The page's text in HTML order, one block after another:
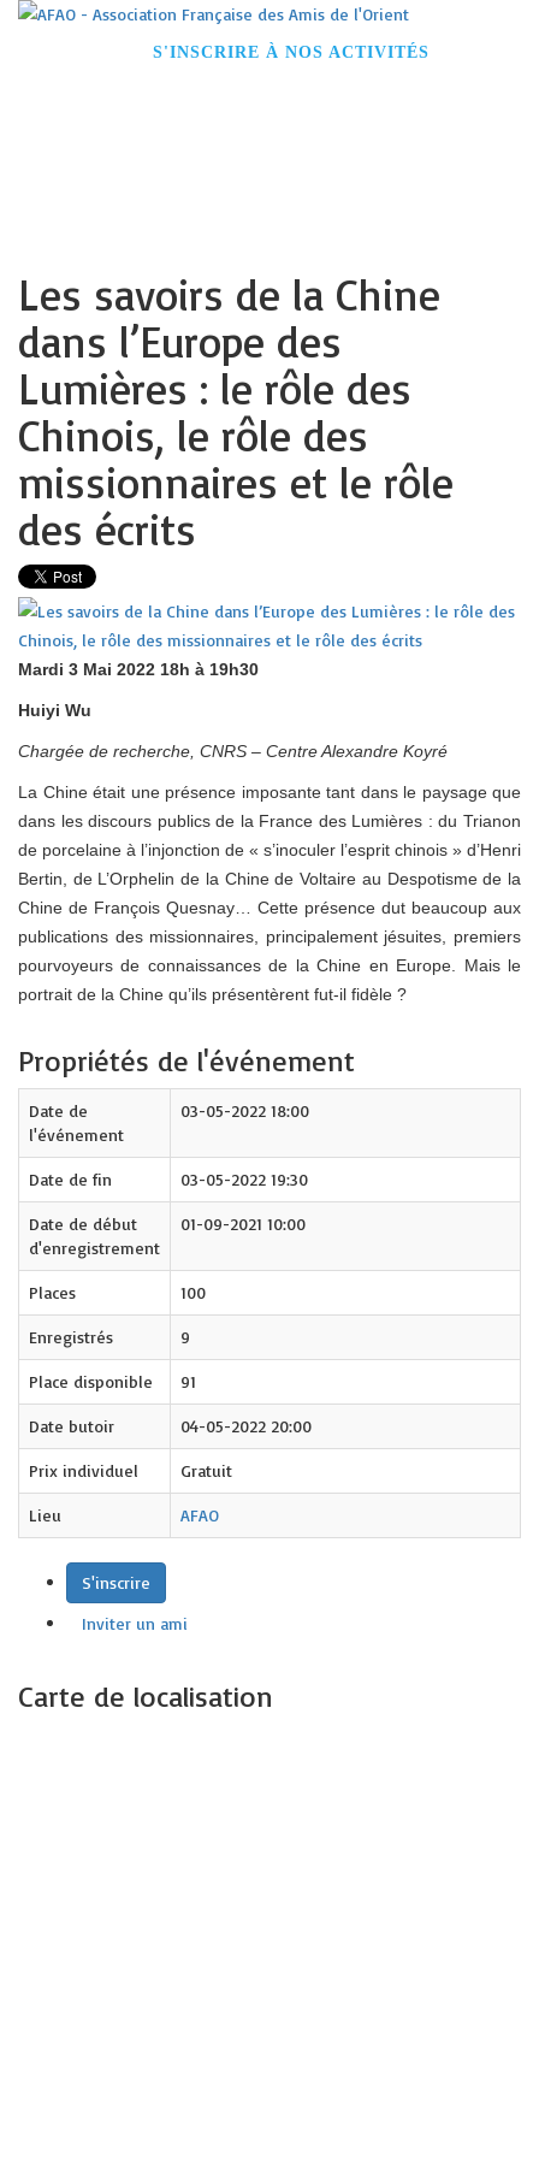
S'INSCRIRE À NOS ACTIVITÉS
Les savoirs de la Chine
dans l’Europe des
Lumières : le rôle des
Chinois, le rôle des
missionnaires et le rôle
des écrits
Mardi 3 Mai 2022 18h à 19h30
Huiyi Wu
Chargée de recherche, CNRS – Centre Alexandre Koyré
La Chine était une présence imposante tant dans le paysage que
dans les discours publics de la France des Lumières : du Trianon
de porcelaine à l’injonction de « s’inoculer l’esprit chinois » d’Henri
Bertin, de L’Orphelin de la Chine de Voltaire au Despotisme de la
Chine de François Quesnay… Cette présence dut beaucoup aux
publications des missionnaires, principalement jésuites, premiers
pourvoyeurs de connaissances de la Chine en Europe. Mais le
portrait de la Chine qu’ils présentèrent fut-il fidèle ?
Propriétés de l'événement
Date de
l'événement
03-05-2022 18:00
Date de fin 03-05-2022 19:30
Date de début
d'enregistrement
01-09-2021 10:00
Places 100
Enregistrés 9
Place disponible 91
Date butoir 04-05-2022 20:00
Prix individuel Gratuit
Lieu AFAO
S'inscrire
Inviter un ami
Carte de localisation